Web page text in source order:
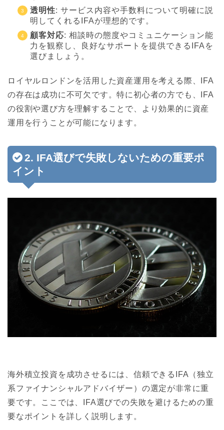
透明性: サービス内容や手数料について明確に説
明してくれるIFAが理想的です。
顧客対応: 相談時の態度やコミュニケーション能
力を観察し、良好なサポートを提供できるIFAを
選びましょう。
ロイヤルロンドンを活用した資産運用を考える際、IFA
の存在は成功に不可欠です。特に初心者の方でも、IFA
の役割や選び方を理解することで、より効果的に資産
運用を行うことが可能になります。
2. IFA選びで失敗しないための重要ポ
イント
海外積立投資を成功させるには、信頼できるIFA（独立
系ファイナンシャルアドバイザー）の選定が非常に重
要です。ここでは、IFA選びでの失敗を避けるための重
要なポイントを詳しく説明します。